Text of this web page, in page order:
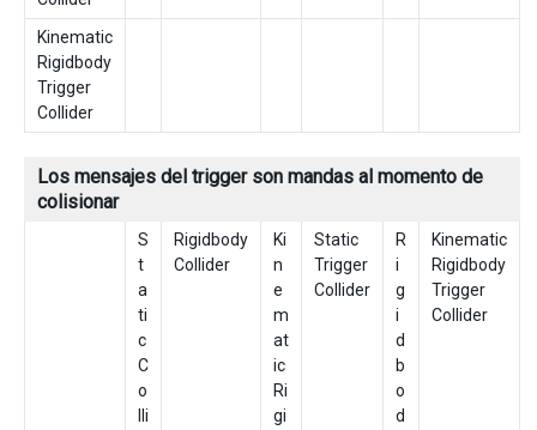
Kinematic
Rigidbody
Trigger
Collider
Los mensajes del trigger son mandas al momento de
colisionar
S
t
a
ti
c
C
o
lli
Rigidbody
Collider
Ki
n
e
m
at
ic
Ri
gi
Static
Trigger
Collider
R
i
g
i
d
b
o
d
Kinematic
Rigidbody
Trigger
Collider